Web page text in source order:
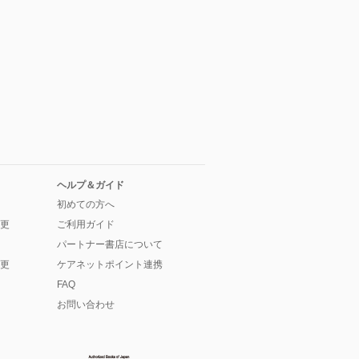
ヘルプ＆ガイド
初めての方へ
ご利用ガイド
パートナー書店について
ケアネットポイント連携
FAQ
お問い合わせ